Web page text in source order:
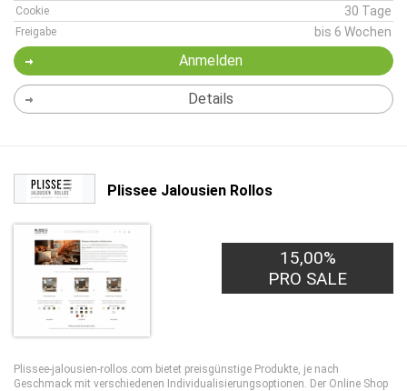
Cookie 30 Tage
Freigabe bis 6 Wochen
Anmelden
Details
Plissee Jalousien Rollos
15,00%
PRO SALE
Plissee-jalousien-rollos.com bietet preisgünstige Produkte, je nach
Geschmack mit verschiedenen Individualisierungsoptionen. Der Online Shop